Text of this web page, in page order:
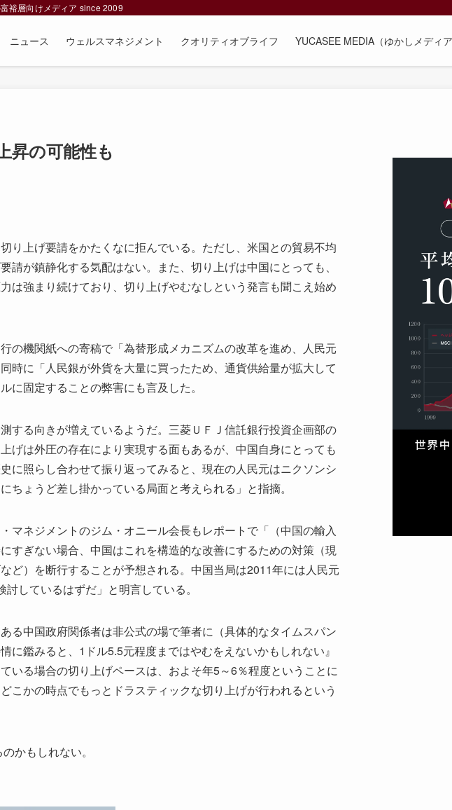
裕層向けメディア since 2009
ニュース ウェルスマネジメント クオリティオブライフ YUCASEE MEDIA（ゆかしメディ
昇の可能性も
り上げ要請をかたくなに拒んでいる。ただし、米国との貿易不均
請が鎮静化する気配はない。また、切り上げは中国にとっても、
は強まり続けており、切り上げやむなしという発言も聞こえ始め
の機関紙への寄稿で「為替形成メカニズムの改革を進め、人民元
時に「人民銀が外貨を大量に買ったため、通貨供給量が拡大して
に固定することの弊害にも言及した。
する向きが増えているようだ。三菱ＵＦＪ信託銀行投資企画部の
げは外圧の存在により実現する面もあるが、中国自身にとっても
に照らし合わせて振り返ってみると、現在の人民元はニクソンシ
ちょうど差し掛かっている局面と考えられる」と指摘。
マネジメントのジム・オニール会長もレポートで「（中国の輸入
すぎない場合、中国はこれを構造的な改善にするための対策（現
ど）を断行することが予想される。中国当局は2011年には人民元
しているはずだ」と明言している。
る中国政府関係者は非公式の場で筆者に（具体的なタイムスパン
に鑑みると、1ドル5.5元程度まではやむをえないかもしれない』
いる場合の切り上げペースは、およそ年5～6％程度ということに
こかの時点でもっとドラスティックな切り上げが行われるという
かもしれない。